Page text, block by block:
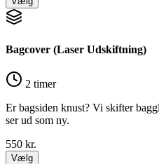
Bagcover (Laser Udskiftning)
2 timer
Er bagsiden knust? Vi skifter
ser ud som ny.
550 kr.
Vælg